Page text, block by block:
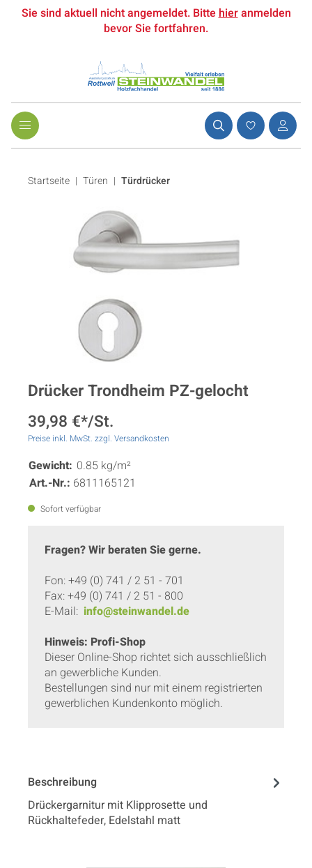
Sie sind aktuell nicht angemeldet. Bittehieranmelden
bevor Sie fortfahren.
Startseite Türen | Türdrücker
Drücker Trondheim PZ-gelocht
39,98 €*/St.
Preise inkl. MwSt. zzgl. Versandkosten
Gewicht: 0.85 kg/m²
Art.-Nr.: 6811165121
Sofort verfügbar
Fragen? Wir beraten Sie gerne.
Fon: +49 (0) 741 / 2 51 - 701
Fax: +49 (0) 741 / 2 51 - 800
E-Mail: info@steinwandel.de
Hinweis: Profi-Shop
Dieser Online-Shop richtet sich ausschließlich
an gewerbliche Kunden.
Bestellungen sind nur mit einem registrierten
gewerblichen Kundenkonto möglich.
Beschreibung
Drückergarnitur mit Klipprosette und
Rückhaltefeder, Edelstahl matt